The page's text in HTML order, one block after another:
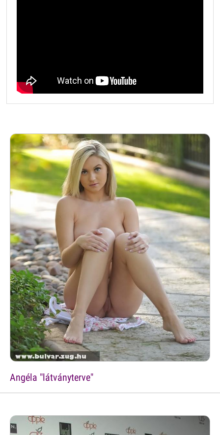
Angéla "látványterve"